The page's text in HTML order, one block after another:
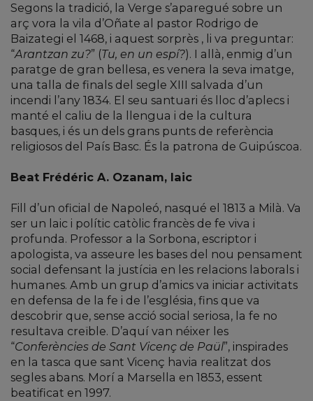
Segons la tradició, la Verge s’aparegué sobre un
arç vora la vila d’Oñate al pastor Rodrigo de
Baizategi el 1468, i aquest sorprès , li va preguntar:
“Arantzan zu?” (Tu, en un espí?). I allà, enmig d’un
paratge de gran bellesa, es venera la seva imatge,
una talla de finals del segle XIII salvada d’un
incendi l’any 1834. El seu santuari és lloc d’aplecs i
manté el caliu de la llengua i de la cultura
basques, i és un dels grans punts de referència
religiosos del País Basc. És la patrona de Guipúscoa.
Beat Frédéric A. Ozanam, laic
Fill d’un oficial de Napoleó, nasqué el 1813 a Milà. Va
ser un laic i polític catòlic francès de fe viva i
profunda. Professor a la Sorbona, escriptor i
apologista, va asseure les bases del nou pensament
social defensant la justícia en les relacions laborals i
humanes. Amb un grup d’amics va iniciar activitats
en defensa de la fe i de l’església, fins que va
descobrir que, sense acció social seriosa, la fe no
resultava creïble. D’aquí van néixer les
“Conferències de Sant Vicenç de Paül”, inspirades
en la tasca que sant Vicenç havia realitzat dos
segles abans. Morí a Marsella en 1853, essent
beatificat en 1997.